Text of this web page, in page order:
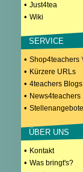
• Just4tea
• Wiki
SERVICE
• Shop4teachers
• Kürzere URLs
• 4teachers Blogs
• News4teachers
• Stellenangebote
ÜBER UNS
• Kontakt
• Was bringt's?